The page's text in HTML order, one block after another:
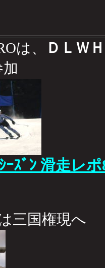
は、
ＤＬＷ
ｰｽﾞﾝ 滑走レ
三国権現へ